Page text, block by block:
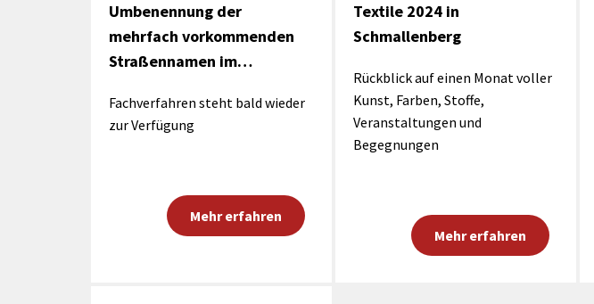
Umbenennung der
mehrfach vorkommenden
Straßennamen im…
Fachverfahren steht bald wieder
zur Verfügung
Mehr erfahren
Textile 2024 in
Schmallenberg
Rückblick auf einen Monat voller
Kunst, Farben, Stoffe,
Veranstaltungen und
Begegnungen
Mehr erfahren